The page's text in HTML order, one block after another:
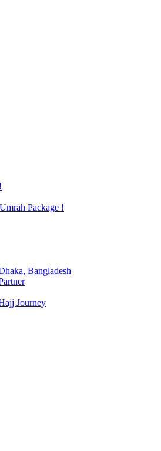
Package !
Bangladesh
Journey